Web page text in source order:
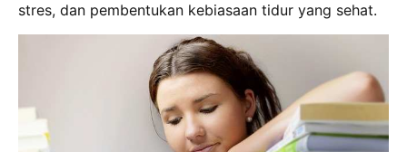
stres, dan pembentukan kebiasaan tidur yang sehat.